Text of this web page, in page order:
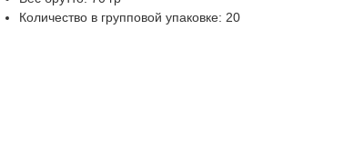
Количество в групповой упаковке: 20